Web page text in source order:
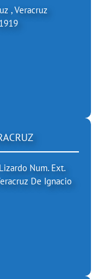
, Veracruz
Num. Ext.
De Ignacio